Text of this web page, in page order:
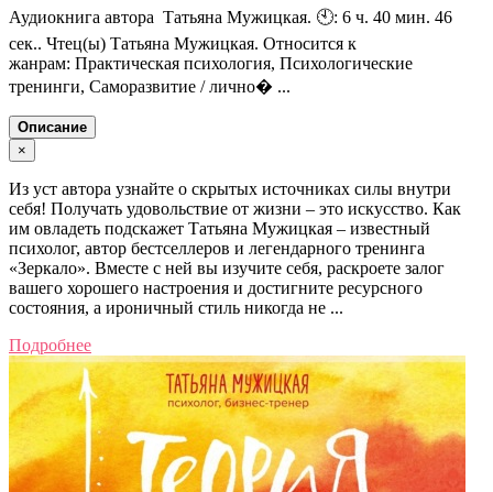
Аудиокнига автора Татьяна Мужицкая. 🕙: 6 ч. 40 мин. 46
сек.. Чтец(ы) Татьяна Мужицкая. Относится к
жанрам: Практическая психология, Психологические
тренинги, Саморазвитие / лично� ...
Описание
×
Из уст автора узнайте о скрытых источниках силы внутри
себя! Получать удовольствие от жизни – это искусство. Как
им овладеть подскажет Татьяна Мужицкая – известный
психолог, автор бестселлеров и легендарного тренинга
«Зеркало». Вместе с ней вы изучите себя, раскроете залог
вашего хорошего настроения и достигните ресурсного
состояния, а ироничный стиль никогда не ...
Подробнее